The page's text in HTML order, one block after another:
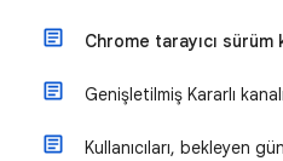
Chrome tarayıcı sürüm
Genişletilmiş Kararlı kanalı
Kullanıcıları, bekleyen